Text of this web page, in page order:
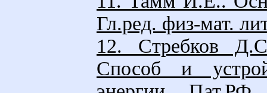
Гл.ред. физ-мат.
12. Стребков
Способ и